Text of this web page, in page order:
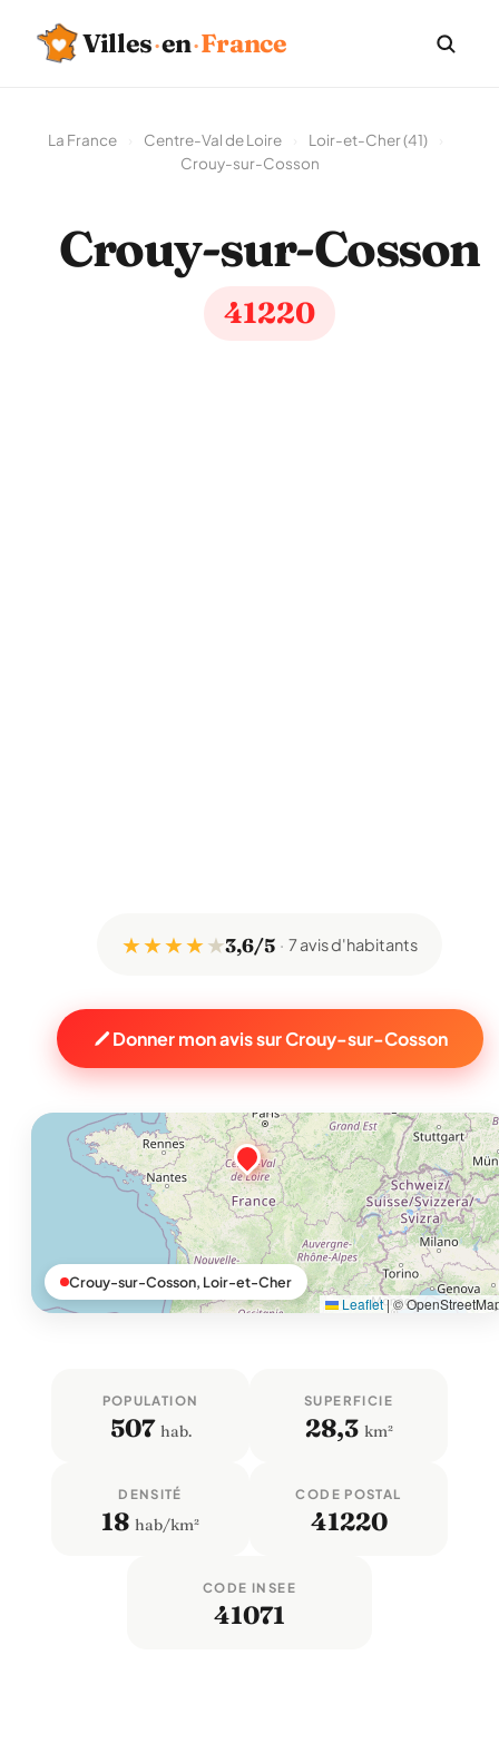
Villes·en·France
La France Centre-Val de Loire Loir-et-Cher (41)
Crouy-sur-Cosson
Crouy-sur-Cosson
41220
★ ★ ★ ★★3,6/5 7 avis d'habitants
Donner mon avis sur Crouy-sur-Cosson
Leaflet|©
Crouy-sur-Cosson, Loir-et-Cher
POPULATION
507 hab.
SUPERFICIE
28,3 km²
DENSITÉ
18 hab/km²
CODE POSTAL
41220
CODE INSEE
41071